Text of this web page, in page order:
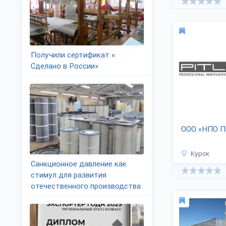
ООО «НПО
Курск
Получили сертификат «
Сделано в России»
Санкционное давление как
стимул для развития
отечественного производства